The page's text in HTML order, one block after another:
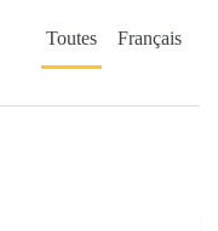
Toutes Français